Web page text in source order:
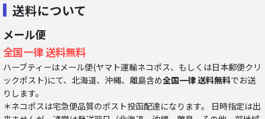
送料について
メール便
全国一律 送料無料
ハーブティーはメール便(ヤマト運輸ネコポス、もしくは日本郵便クリ
ックポスト)にて、北海道、沖縄、離島含め全国一律 送料無料でお送
りします。
＊ネコポスは宅急便品質のポスト投函配達になります。 日時指定は出